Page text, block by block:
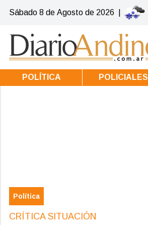
Sábado 8 de Agosto de 2026
POLÍTICA POLICIALES
Política
CRÍTICA SITUACIÓN